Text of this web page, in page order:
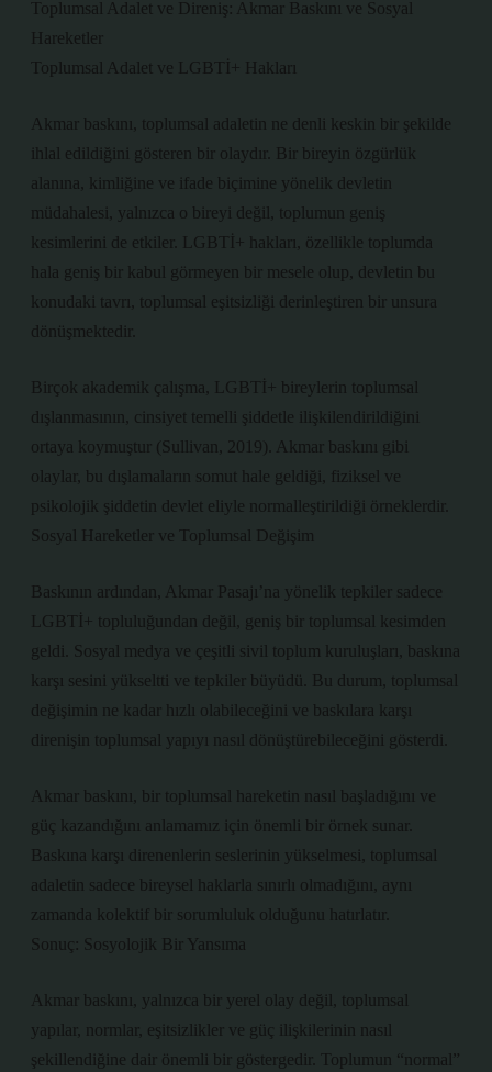
Toplumsal Adalet ve Direniş: Akmar Baskını ve Sosyal
Hareketler
Toplumsal Adalet ve LGBTİ+ Hakları
Akmar baskını, toplumsal adaletin ne denli keskin bir şekilde
ihlal edildiğini gösteren bir olaydır. Bir bireyin özgürlük
alanına, kimliğine ve ifade biçimine yönelik devletin
müdahalesi, yalnızca o bireyi değil, toplumun geniş
kesimlerini de etkiler. LGBTİ+ hakları, özellikle toplumda
hala geniş bir kabul görmeyen bir mesele olup, devletin bu
konudaki tavrı, toplumsal eşitsizliği derinleştiren bir unsura
dönüşmektedir.
Birçok akademik çalışma, LGBTİ+ bireylerin toplumsal
dışlanmasının, cinsiyet temelli şiddetle ilişkilendirildiğini
ortaya koymuştur (Sullivan, 2019). Akmar baskını gibi
olaylar, bu dışlamaların somut hale geldiği, fiziksel ve
psikolojik şiddetin devlet eliyle normalleştirildiği örneklerdir.
Sosyal Hareketler ve Toplumsal Değişim
Baskının ardından, Akmar Pasajı’na yönelik tepkiler sadece
LGBTİ+ topluluğundan değil, geniş bir toplumsal kesimden
geldi. Sosyal medya ve çeşitli sivil toplum kuruluşları, baskına
karşı sesini yükseltti ve tepkiler büyüdü. Bu durum, toplumsal
değişimin ne kadar hızlı olabileceğini ve baskılara karşı
direnişin toplumsal yapıyı nasıl dönüştürebileceğini gösterdi.
Akmar baskını, bir toplumsal hareketin nasıl başladığını ve
güç kazandığını anlamamız için önemli bir örnek sunar.
Baskına karşı direnenlerin seslerinin yükselmesi, toplumsal
adaletin sadece bireysel haklarla sınırlı olmadığını, aynı
zamanda kolektif bir sorumluluk olduğunu hatırlatır.
Sonuç: Sosyolojik Bir Yansıma
Akmar baskını, yalnızca bir yerel olay değil, toplumsal
yapılar, normlar, eşitsizlikler ve güç ilişkilerinin nasıl
şekillendiğine dair önemli bir göstergedir. Toplumun “normal”